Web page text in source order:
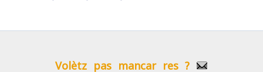
Volètz pas mancar res ?